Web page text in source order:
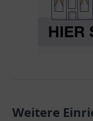
Weitere